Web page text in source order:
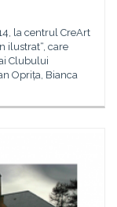
la centrul CreArt
ilustrat“, care
Clubului
Oprița, Bianca